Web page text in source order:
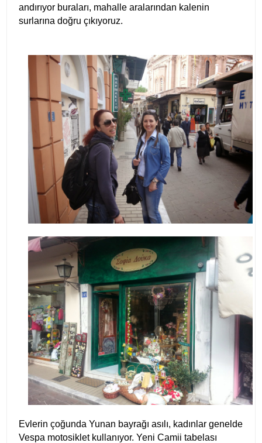
andırıyor buraları, mahalle aralarından kalenin
surlarına doğru çıkıyoruz.
Evlerin çoğunda Yunan bayrağı asılı, kadınlar genelde
Vespa motosiklet kullanıyor. Yeni Camii tabelası